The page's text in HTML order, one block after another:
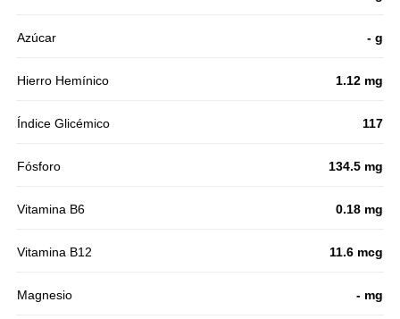
Azúcar - g
Hierro Hemínico 1.12 mg
Índice Glicémico 117
Fósforo 134.5 mg
Vitamina B6 0.18 mg
Vitamina B12 11.6 mcg
Magnesio - mg